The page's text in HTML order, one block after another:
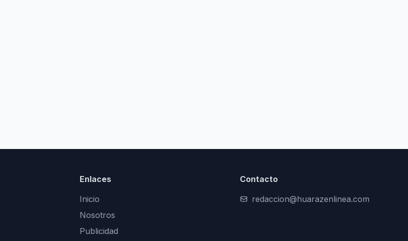
Enlaces
Inicio
Nosotros
Publicidad
Contacto
redaccion@huarazenlinea.com